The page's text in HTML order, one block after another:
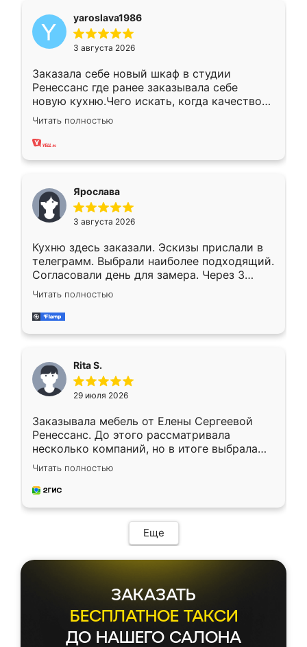
yaroslava1986
3 августа 2026
Заказала себе новый шкаф в студии
Ренессанс где ранее заказывала себе
новую кухню.Чего искать, когда качеством
вполне довольна. Служит кухня уже почти
два года, нареканий нет.
Читать полностью
Ярослава
3 августа 2026
Кухню здесь заказали. Эскизы прислали в
телеграмм. Выбрали наиболее подходящий.
Согласовали день для замера. Через 3
недели кухня была уже готова. Остались
довольны работой. Спасибо Ренессанс
мебель за качественную работу!
Читать полностью
Rita S.
29 июля 2026
Заказывала мебель от Елены Сергеевой
Ренессанс. До этого рассматривала
несколько компаний, но в итоге выбрала
эту. Сначала обговорили условия, потом
приехал замерщик, всё спокойно объяснил
и снял размеры. Изготовили в срок, с
мебель сразу встала на свое место без
каких-либо доработок. Качеством осталась
довольна, все выглядит так, как и ожидала.
Читать полностью
Еще
ЗАКАЗАТЬ
БЕСПЛАТНОЕ ТАКСИ
ДО НАШЕГО САЛОНА